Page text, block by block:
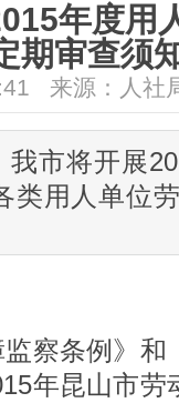
年度用
期审查须
来源：人
我市将开展
类用人单位
察条例》和
年昆山市